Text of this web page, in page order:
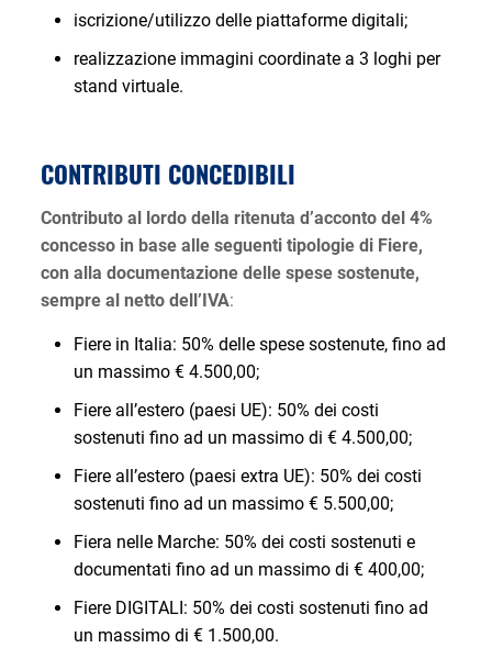
iscrizione/utilizzo delle piattaforme digitali;
realizzazione immagini coordinate a 3 loghi per
stand virtuale.
CONTRIBUTI CONCEDIBILI
Contributo al lordo della ritenuta d’acconto del 4%
concesso in base alle seguenti tipologie di Fiere,
con alla documentazione delle spese sostenute,
sempre al netto dell’IVA:
Fiere in Italia: 50% delle spese sostenute, fino ad
un massimo € 4.500,00;
Fiere all’estero (paesi UE): 50% dei costi
sostenuti fino ad un massimo di € 4.500,00;
Fiere all’estero (paesi extra UE): 50% dei costi
sostenuti fino ad un massimo € 5.500,00;
Fiera nelle Marche: 50% dei costi sostenuti e
documentati fino ad un massimo di € 400,00;
Fiere DIGITALI: 50% dei costi sostenuti fino ad
un massimo di € 1.500,00.